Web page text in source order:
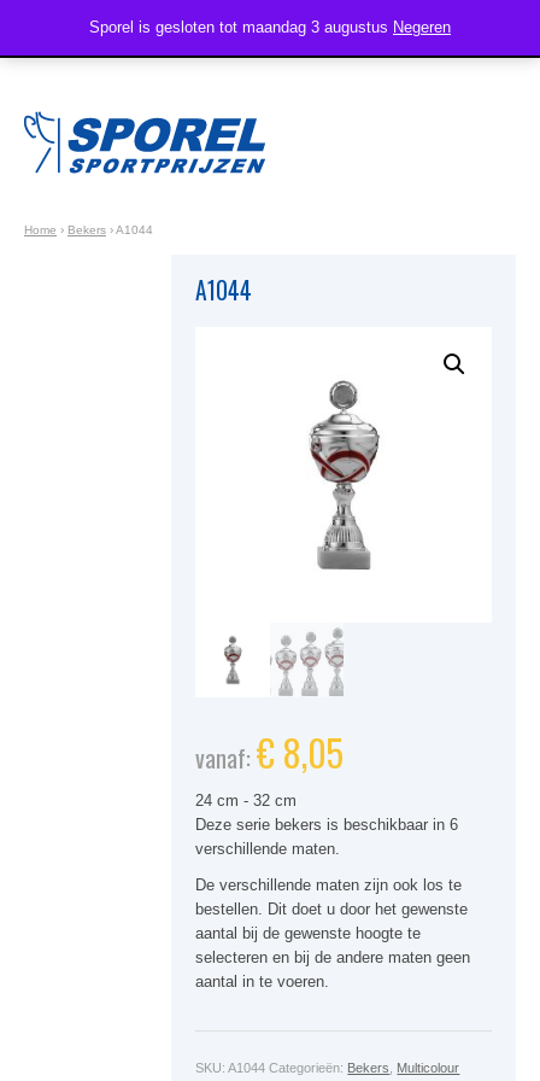
Home › Bekers ›A1044
A1044
vanaf:€8,05
24 cm - 32 cm
Deze serie bekers is beschikbaar in 6
verschillende maten.
De verschillende maten zijn ook los te
bestellen. Dit doet u door het gewenste
aantal bij de gewenste hoogte te
selecteren en bij de andere maten geen
aantal in te voeren.
SKU:A1044 Categorieën: Bekers
Multicolour
Sporel is gesloten tot maandag 3 augustus Negeren